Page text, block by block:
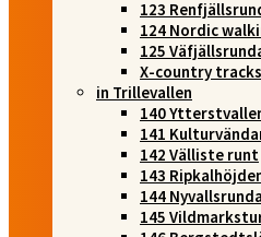
123
124 Nordic
125
X-country
in Trillevallen
140
141
142 Välliste runt
143
144
145